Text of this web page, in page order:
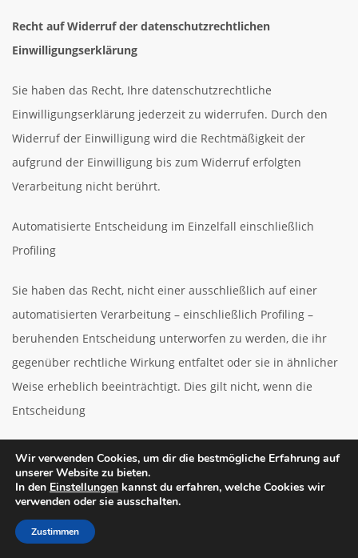
Recht auf Widerruf der datenschutzrechtlichen
Einwilligungserklärung
Sie haben das Recht, Ihre datenschutzrechtliche
Einwilligungserklärung jederzeit zu widerrufen. Durch den
Widerruf der Einwilligung wird die Rechtmäßigkeit der
aufgrund der Einwilligung bis zum Widerruf erfolgten
Verarbeitung nicht berührt.
Automatisierte Entscheidung im Einzelfall einschließlich
Profiling
Sie haben das Recht, nicht einer ausschließlich auf einer
automatisierten Verarbeitung – einschließlich Profiling –
beruhenden Entscheidung unterworfen zu werden, die ihr
gegenüber rechtliche Wirkung entfaltet oder sie in ähnlicher
Weise erheblich beeinträchtigt. Dies gilt nicht, wenn die
Entscheidung
für den Abschluss oder die Erfüllung eines Vertrags
zwischen Ihnen und dem Verantwortlichen erforderlich
ist,
aufgrund von Rechtsvorschriften der Union oder der
Mitgliedstaaten, denen der Verantwortliche unterliegt,
Wir verwenden Cookies, um dir die bestmögliche Erfahrung auf
unserer Website zu bieten.
In den Einstellungen kannst du erfahren, welche Cookies wir
verwenden oder sie ausschalten.
Zustimmen